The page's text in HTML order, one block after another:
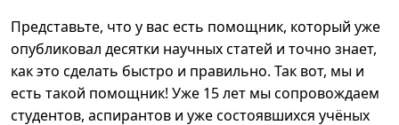
Представьте, что у вас есть помощник, который уже
опубликовал десятки научных статей и точно знает,
как это сделать быстро и правильно. Так вот, мы и
есть такой помощник! Уже 15 лет мы сопровождаем
студентов, аспирантов и уже состоявшихся учёных